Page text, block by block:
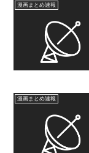
漫画まとめ速報
漫画まとめ速報